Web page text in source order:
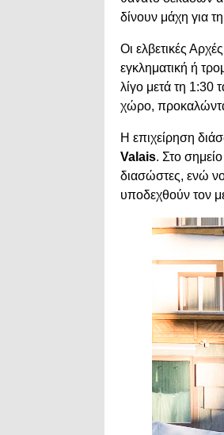
δίνουν μάχη για
Οι ελβετικές
εγκληματική ή
λίγο μετά τη 1:30
χώρο,
Η επιχείρηση
Valais. Στο
διασώστες, ενώ
υποδεχθούν τον